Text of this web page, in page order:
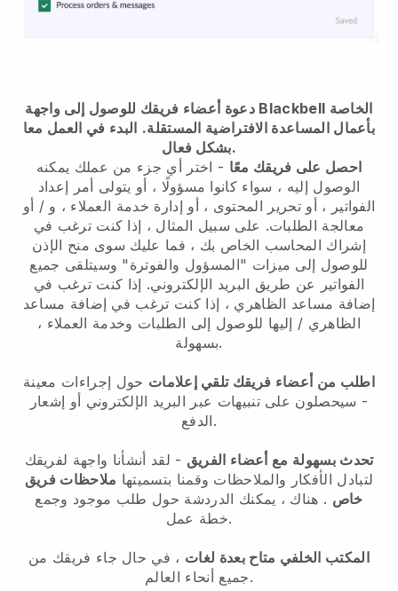
دعوة أعضاء فريقك للوصول إلى واجهة Blackbell الخاصة
بأعمال المساعدة الافتراضية المستقلة. البدء في العمل معا
بشكل فعال.
احصل على فريقك معًا - اختر أي جزء من عملك يمكنه
الوصول إليه ، سواء كانوا مسؤولًا ، أو يتولى أمر إعداد
الفواتير ، أو تحرير المحتوى ، أو إدارة خدمة العملاء ، و / أو
معالجة الطلبات. على سبيل المثال ، إذا كنت ترغب في
إشراك المحاسب الخاص بك ، فما عليك سوى منح الإذن
للوصول إلى ميزات "المسؤول والفوترة" وسيتلقى جميع
الفواتير عن طريق البريد الإلكتروني. إذا كنت ترغب في
إضافة مساعد الظاهري ، إذا كنت ترغب في إضافة مساعد
الظاهري / إليها للوصول إلى الطلبات وخدمة العملاء ،
بسهولة.
اطلب من أعضاء فريقك تلقي إعلامات حول إجراءات معينة
- سيحصلون على تنبيهات عبر البريد الإلكتروني أو إشعار
الدفع.
تحدث بسهولة مع أعضاء الفريق - لقد أنشأنا واجهة لفريقك
لتبادل الأفكار والملاحظات وقمنا بتسميتها ملاحظات فريق
خاص . هناك ، يمكنك الدردشة حول طلب موجود وجمع
خطة عمل.
المكتب الخلفي متاح بعدة لغات ، في حال جاء فريقك من
جميع أنحاء العالم.